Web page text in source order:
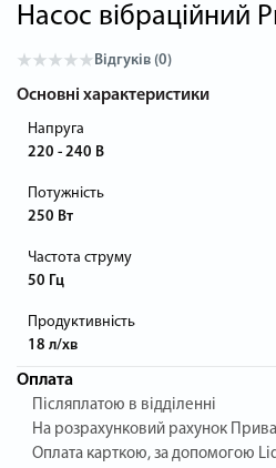
Насос вібраційний
Відгуків (0)
Основні характеристики
Напруга
220 - 240 В
Потужність
250 Вт
Частота струму
50 Гц
Продуктивність
18 л/хв
Оплата
Післяплатою в відділенні
На розрахунковий рахунок
Оплата карткою, за допомогою